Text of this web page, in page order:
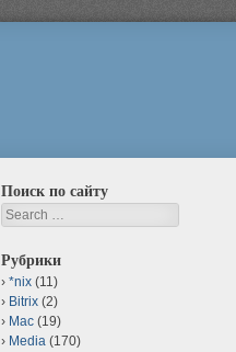
Поиск по сайту
Search
Рубрики
*nix (11)
Bitrix (2)
Mac (19)
Media (170)